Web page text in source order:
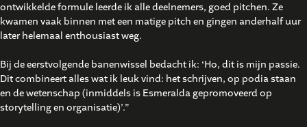
ontwikkelde formule leerde ik alle deelnemers, goed pitchen. Ze
kwamen vaak binnen met een matige pitch en gingen anderhalf uur
later helemaal enthousiast weg.
Bij de eerstvolgende banenwissel bedacht ik: ‘Ho, dit is mijn passie.
Dit combineert alles wat ik leuk vind: het schrijven, op podia staan
en de wetenschap (inmiddels is Esmeralda gepromoveerd op
storytelling en organisatie)’.”